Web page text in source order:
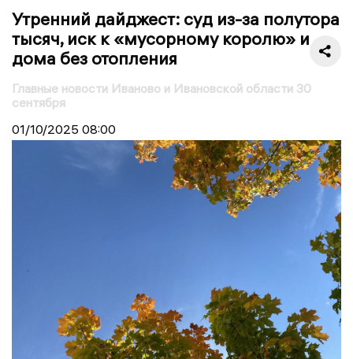
Утренний дайджест: суд из-за полутора
тысяч, иск к «мусорному королю» и
дома без отопления
Главные новости Иваново и Ивановской области 30
сентября
01/10/2025 08:00